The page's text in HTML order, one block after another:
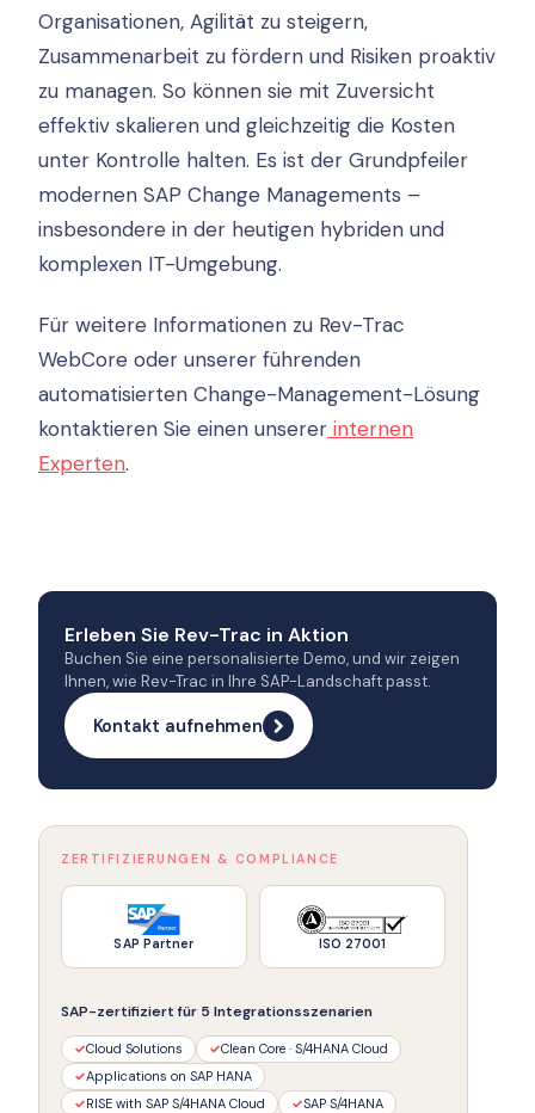
Organisationen, Agilität zu steigern,
Zusammenarbeit zu fördern und Risiken proaktiv
zu managen. So können sie mit Zuversicht
effektiv skalieren und gleichzeitig die Kosten
unter Kontrolle halten. Es ist der Grundpfeiler
modernen SAP Change Managements –
insbesondere in der heutigen hybriden und
komplexen IT-Umgebung.
Für weitere Informationen zu Rev-Trac
WebCore oder unserer führenden
automatisierten Change-Management-Lösung
kontaktieren Sie einen unserer internen
Experten.
Erleben Sie Rev-Trac in Aktion
Buchen Sie eine personalisierte Demo, und wir zeigen
Ihnen, wie Rev-Trac in Ihre SAP-Landschaft passt.
Kontakt aufnehmen
ZERTIFIZIERUNGEN & COMPLIANCE
SAP Partner ISO 27001
SAP-zertifiziert für 5 Integrationsszenarien
✓Cloud Solutions ✓Clean Core · S/4HANA Cloud
✓Applications on SAP HANA
✓RISE with SAP S/4HANA Cloud ✓SAP S/4HANA